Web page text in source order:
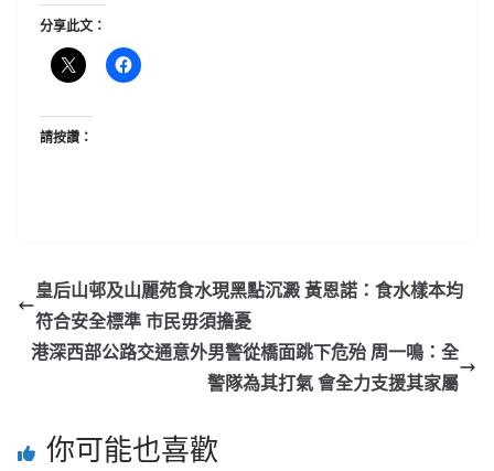
分享此文：
請按讚：
皇后山邨及山麗苑食水現黑點沉澱 黃恩諾：食水樣本均
符合安全標準 市民毋須擔憂
港深西部公路交通意外男警從橋面跳下危殆 周一鳴：全
警隊為其打氣 會全力支援其家屬
你可能也喜歡